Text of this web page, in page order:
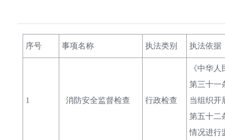
序号 事项名称 执法类别 执法依据
1 消防安全监督检查 行政检查
《中华
第三十一
当组织开
第五十二
情况进